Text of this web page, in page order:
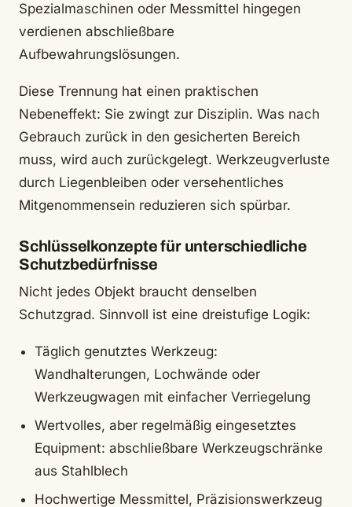
Spezialmaschinen oder Messmittel hingegen
verdienen abschließbare
Aufbewahrungslösungen.
Diese Trennung hat einen praktischen
Nebeneffekt: Sie zwingt zur Disziplin. Was nach
Gebrauch zurück in den gesicherten Bereich
muss, wird auch zurückgelegt. Werkzeugverluste
durch Liegenbleiben oder versehentliches
Mitgenommensein reduzieren sich spürbar.
Schlüsselkonzepte für unterschiedliche
Schutzbedürfnisse
Nicht jedes Objekt braucht denselben
Schutzgrad. Sinnvoll ist eine dreistufige Logik:
Täglich genutztes Werkzeug:
Wandhalterungen, Lochwände oder
Werkzeugwagen mit einfacher Verriegelung
Wertvolles, aber regelmäßig eingesetztes
Equipment: abschließbare Werkzeugschränke
aus Stahlblech
Hochwertige Messmittel, Präzisionswerkzeug